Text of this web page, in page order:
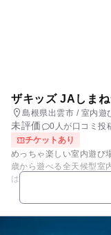
ザキッズ JAしま
島根県出雲市 / 室内遊
未評価
0人が口コミ投
チケットあり
めっちゃ楽しい室内遊び
歳から遊べる全天候型室
は、幼児から小学生の子
ムはじめ、すべり台、ト
る遊具がいっぱい。 何度でも遊べるフリープレイゲーム機も！ パパもマ
マもお子様もご家族みん
えており、未就学児の